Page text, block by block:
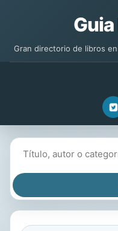
Gran directorio de libros